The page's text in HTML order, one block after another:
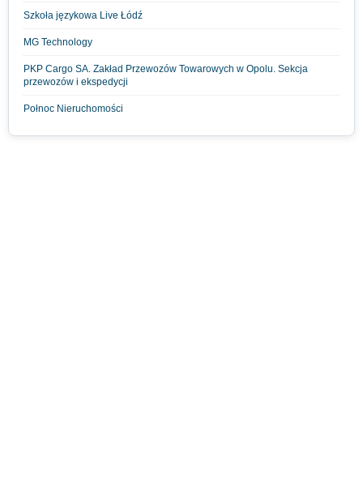
Szkoła językowa Live Łódź
MG Technology
PKP Cargo SA. Zakład Przewozów Towarowych w Opolu. Sekcja
przewozów i ekspedycji
Połnoc Nieruchomości